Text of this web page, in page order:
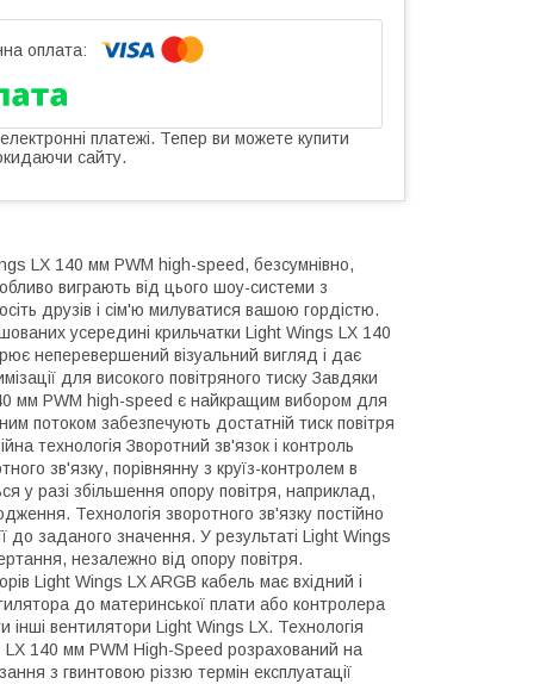
платежі. Тепер ви можете купити
сайту.
LX 140 мм PWM high-speed, безсумнівно,
виграють від цього шоу-системи з
друзів і сім'ю милуватися вашою гордістю.
усередині крильчатки Light Wings LX 140
неперевершений візуальний вигляд і дає
для високого повітряного тиску Завдяки
мм PWM high-speed є найкращим вибором для
потоком забезпечують достатній тиск повітря
технологія Зворотний зв'язок і контроль
зв'язку, порівнянну з круїз-контролем в
у разі збільшення опору повітря, наприклад,
Технологія зворотного зв'язку постійно
до заданого значення. У результаті Light Wings
незалежно від опору повітря.
Light Wings LX ARGB кабель має вхідний і
до материнської плати або контролера
інші вентилятори Light Wings LX. Технологія
LX 140 мм PWM High-Speed розрахований на
з гвинтовою різзю термін експлуатації